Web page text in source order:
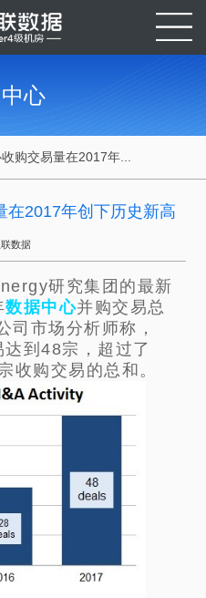
心
购交易量在2017年...
在2017年创下历史新高
数据
研究集团的最新
数据中心并购交易总
司市场分析师称，
到48宗，超过了
收购交易的总和。